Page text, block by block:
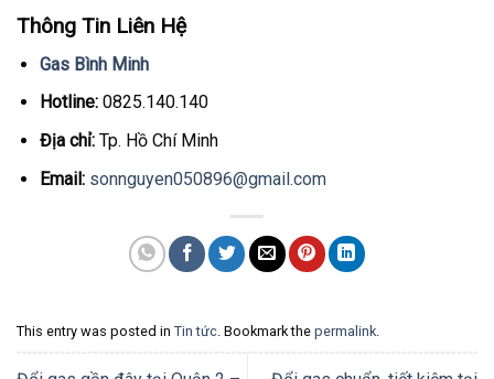
Thông Tin Liên Hệ
Gas Bình Minh
Hotline:0825.140.140
Địa chỉ:Tp. Hồ Chí Minh
Email: sonnguyen050896@gmail.com
This entry was posted in Tin tức . Bookmark the permalink